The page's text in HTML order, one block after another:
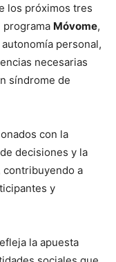
los próximos tres
programa Móvome,
personal,
necesarias
síndrome de
con la
decisiones y la
contribuyendo a
y
la apuesta